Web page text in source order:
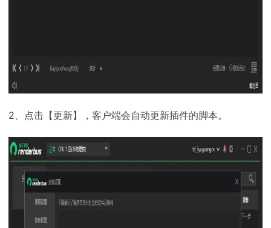
2、点击【更新】，客户端会自动更新插件的脚本。